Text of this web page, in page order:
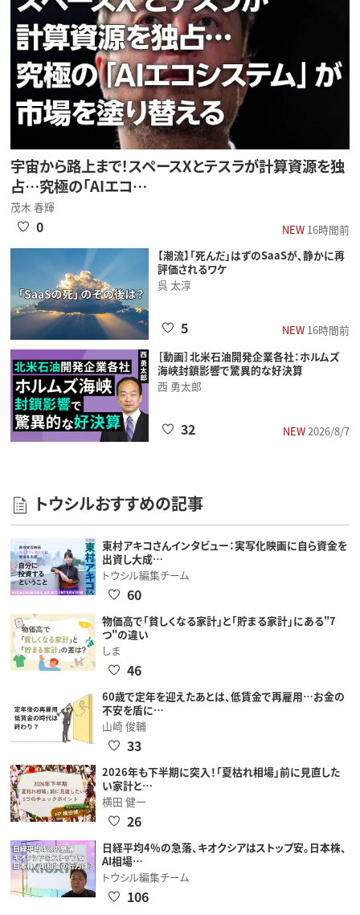
宇宙から路上まで！スペースXとテスラが計算資源を独
占…究極の「AIエコ…
茂木 春輝
NEW16時間前
0
【潮流】「死んだ」はずのSaaSが、静かに再
評価されるワケ
呉 太淳
NEW16時間前
5
［動画］北米石油開発企業各社：ホルムズ
海峡封鎖影響で驚異的な好決算
西 勇太郎
NEW2026/8/7
32
トウシルおすすめの記事
東村アキコさんインタビュー：実写化映画に自ら資金を
出資し大成…
トウシル編集チーム
60
物価高で「貧しくなる家計」と「貯まる家計」にある"7
つ"の違い
しま
46
60歳で定年を迎えたあとは、低賃金で再雇用…お金の
不安を盾に…
山崎 俊輔
33
2026年も下半期に突入！「夏枯れ相場」前に見直した
い家計と…
横田 健一
26
日経平均4％の急落、キオクシアはストップ安。日本株、
AI相場…
トウシル編集チーム
106